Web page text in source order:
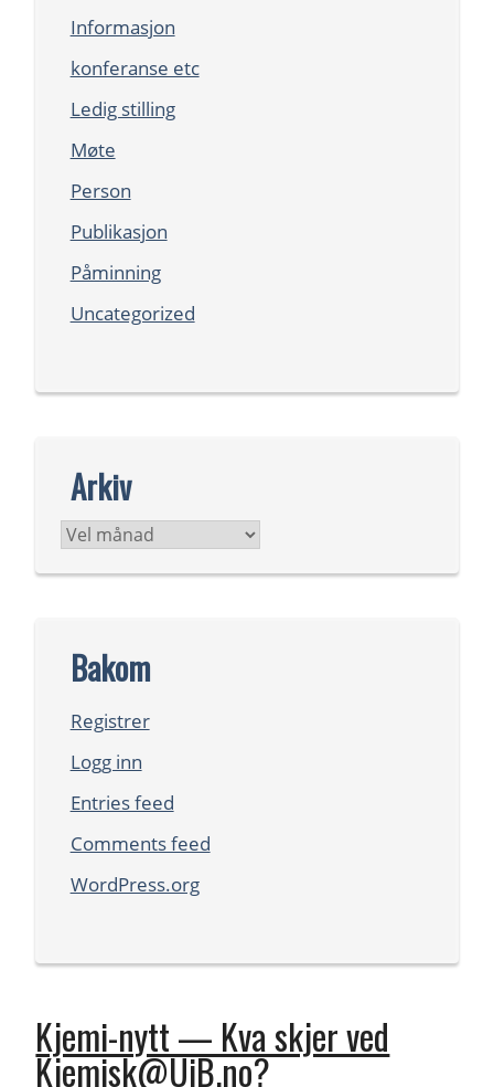
Informasjon
konferanse etc
Ledig stilling
Møte
Person
Publikasjon
Påminning
Uncategorized
Arkiv
Arkiv
Bakom
Registrer
Logg inn
Entries feed
Comments feed
WordPress.org
Kjemi-nytt — Kva skjer ved
Kjemisk@UiB.no?